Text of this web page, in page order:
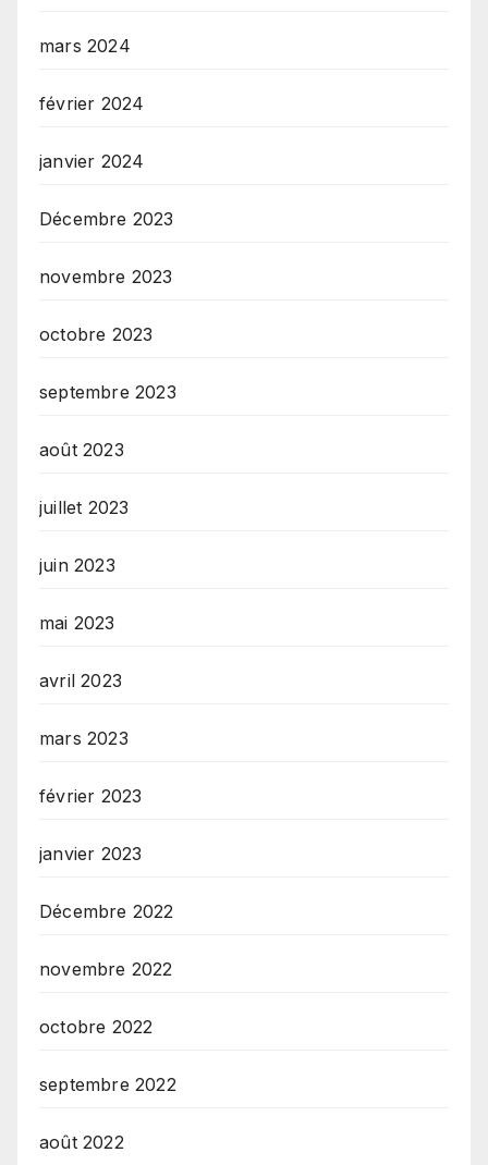
mars 2024
février 2024
janvier 2024
Décembre 2023
novembre 2023
octobre 2023
septembre 2023
août 2023
juillet 2023
juin 2023
mai 2023
avril 2023
mars 2023
février 2023
janvier 2023
Décembre 2022
novembre 2022
octobre 2022
septembre 2022
août 2022